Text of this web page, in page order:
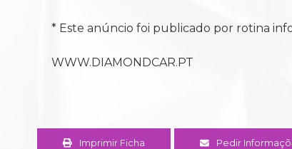
* Este anúncio foi publicado por rotina
WWW.DIAMONDCAR.PT
Imprimir Ficha Pedir